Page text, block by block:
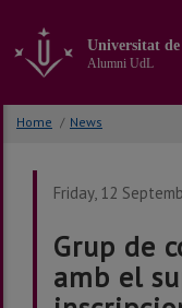
the
Universitat
Alumni UdL
Home / News
Friday, 12
Grup de
amb el